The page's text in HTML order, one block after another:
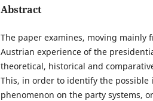
Abstract
The paper examines, moving mainly
Austrian experience of the
theoretical, historical and
This, in order to identify the
phenomenon on the party systems,